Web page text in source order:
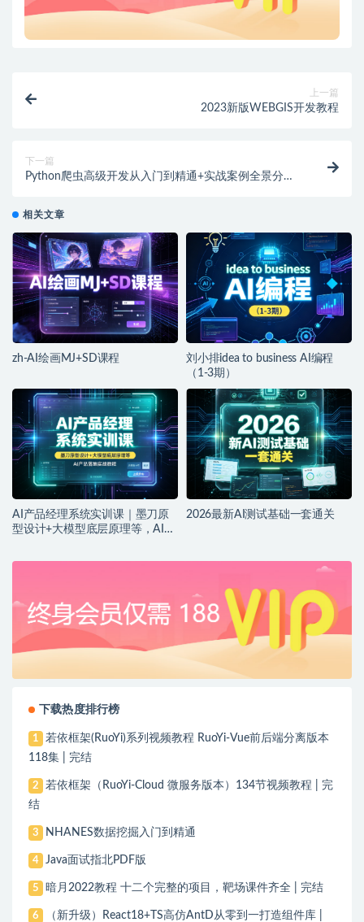
上一篇
2023新版WEBGIS开发教程
下一篇
Python爬虫高级开发从入门到精通+实战案例全景分析
相关文章
zh-AI绘画MJ+SD课程
刘小排idea to business AI编程
（1-3期）
AI产品经理系统实训课｜墨刀原
型设计+大模型底层原理等，AI产
2026最新AI测试基础一套通关
下载热度排行榜
1
若依框架(RuoYi)系列视频教程 RuoYi-Vue前后端分离版本
118集 | 完结
2
若依框架（RuoYi-Cloud 微服务版本）134节视频教程 | 完
结
3 NHANES数据挖掘入门到精通
4 Java面试指北PDF版
5 暗月2022教程 十二个完整的项目，靶场课件齐全 | 完结
6 （新升级）React18+TS高仿AntD从零到一打造组件库 |